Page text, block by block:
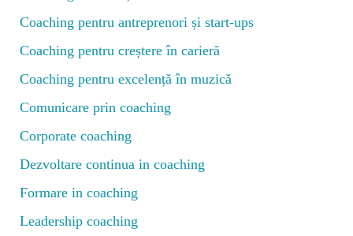
Coaching pentru antreprenori și start-ups
Coaching pentru creștere în carieră
Coaching pentru excelență în muzică
Comunicare prin coaching
Corporate coaching
Dezvoltare continua in coaching
Formare in coaching
Leadership coaching